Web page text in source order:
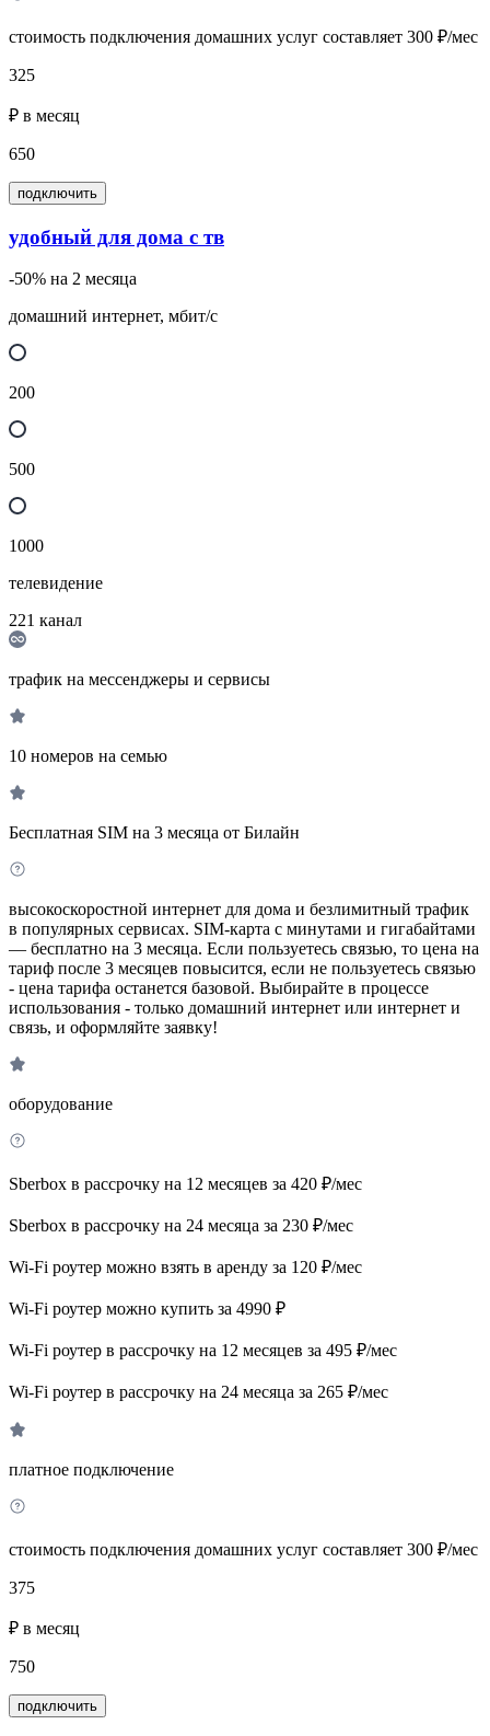
стоимость подключения домашних услуг составляет 300 ₽/мес
325
₽ в месяц
650
подключить
удобный для дома с тв
-50% на 2 месяца
домашний интернет, мбит/с
200
500
1000
телевидение
221 канал
трафик на мессенджеры и сервисы
10 номеров на семью
Бесплатная SIM на 3 месяца от Билайн
высокоскоростной интернет для дома и безлимитный трафик
в популярных сервисах. SIM-карта с минутами и гигабайтами
— бесплатно на 3 месяца. Если пользуетесь связью, то цена на
тариф после 3 месяцев повысится, если не пользуетесь связью
- цена тарифа останется базовой. Выбирайте в процессе
использования - только домашний интернет или интернет и
связь, и оформляйте заявку!
оборудование
Sberbox в рассрочку на 12 месяцев за 420 ₽/мес
Sberbox в рассрочку на 24 месяца за 230 ₽/мес
Wi-Fi роутер можно взять в аренду за 120 ₽/мес
Wi-Fi роутер можно купить за 4990 ₽
Wi-Fi роутер в рассрочку на 12 месяцев за 495 ₽/мес
Wi-Fi роутер в рассрочку на 24 месяца за 265 ₽/мес
платное подключение
стоимость подключения домашних услуг составляет 300 ₽/мес
375
₽ в месяц
750
подключить